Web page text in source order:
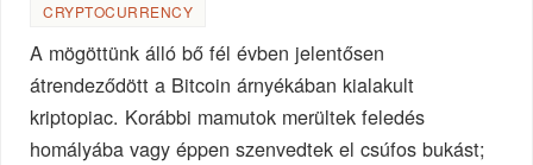
CRYPTOCURRENCY
A mögöttünk álló bő fél évben jelentősen
átrendeződött a Bitcoin árnyékában kialakult
kriptopiac. Korábbi mamutok merültek feledés
homályába vagy éppen szenvedtek el csúfos bukást;